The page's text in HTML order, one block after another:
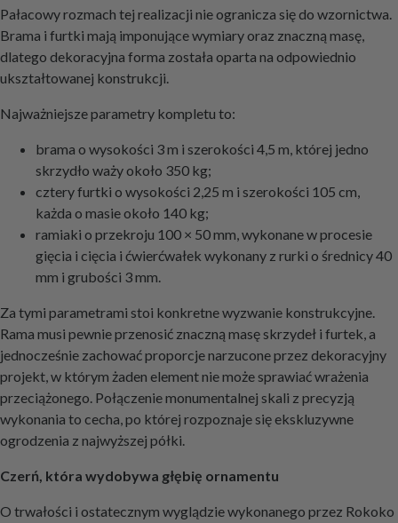
Pałacowy rozmach tej realizacji nie ogranicza się do wzornictwa.
Brama i furtki mają imponujące wymiary oraz znaczną masę,
dlatego dekoracyjna forma została oparta na odpowiednio
ukształtowanej konstrukcji.
Najważniejsze parametry kompletu to:
brama o wysokości 3 m i szerokości 4,5 m, której jedno
skrzydło waży około 350 kg;
cztery furtki o wysokości 2,25 m i szerokości 105 cm,
każda o masie około 140 kg;
ramiaki o przekroju 100 × 50 mm, wykonane w procesie
gięcia i cięcia i ćwierćwałek wykonany z rurki o średnicy 40
mm i grubości 3 mm.
Za tymi parametrami stoi konkretne wyzwanie konstrukcyjne.
Rama musi pewnie przenosić znaczną masę skrzydeł i furtek, a
jednocześnie zachować proporcje narzucone przez dekoracyjny
projekt, w którym żaden element nie może sprawiać wrażenia
przeciążonego. Połączenie monumentalnej skali z precyzją
wykonania to cecha, po której rozpoznaje się ekskluzywne
ogrodzenia z najwyższej półki.
Czerń, która wydobywa głębię ornamentu
O trwałości i ostatecznym wyglądzie wykonanego przez Rokoko